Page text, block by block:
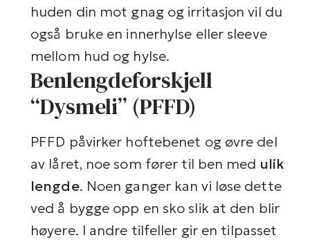
huden din mot gnag og irritasjon vil du
også bruke en innerhylse eller sleeve
mellom hud og hylse.
Benlengdeforskjell
“Dysmeli” (PFFD)
PFFD påvirker hoftebenet og øvre del
av låret, noe som fører til ben med ulik
lengde. Noen ganger kan vi løse dette
ved å bygge opp en sko slik at den blir
høyere. I andre tilfeller gir en tilpasset